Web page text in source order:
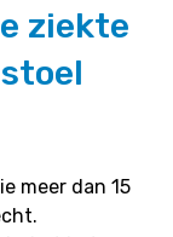
ziekte
meer dan 15